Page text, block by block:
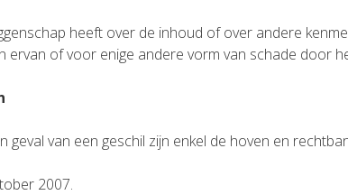
heeft over de inhoud of over andere
of voor enige andere vorm van schade door
van een geschil zijn enkel de hoven en
2007.